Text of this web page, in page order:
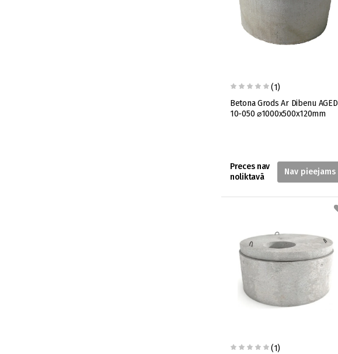
(1)
Betona Grods Ar Dibenu AGED
10-050 ⌀1000x500x120mm
Preces nav
noliktavā
(1)